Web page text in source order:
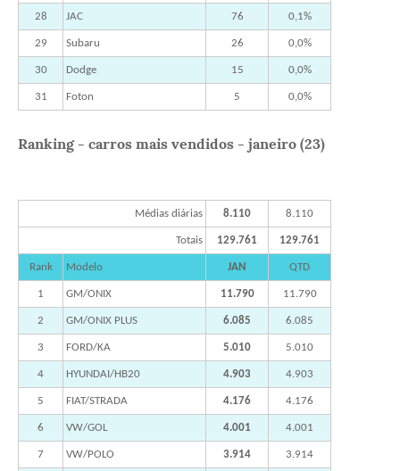
28 JAC 76 0,1%
29 Subaru 26 0,0%
30 Dodge 15 0,0%
31 Foton 5 0,0%
Ranking - carros mais vendidos - janeiro (23)
Médias diárias 8.110 8.110
Totais 129.761 129.761
Rank Modelo JAN QTD
1 GM/ONIX 11.790 11.790
2 GM/ONIX PLUS 6.085 6.085
3 FORD/KA 5.010 5.010
4 HYUNDAI/HB20 4.903 4.903
5 FIAT/STRADA 4.176 4.176
6 VW/GOL 4.001 4.001
7 VW/POLO 3.914 3.914